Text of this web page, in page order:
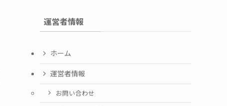
運営者情報
ホーム
運営者情報
お問い合わせ